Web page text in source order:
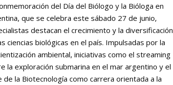
especies de hormigas
del Día del Biólogo y la Bióloga en
que se celebra este sábado 27 de junio,
destacan el crecimiento y la diversificación
ciencias biológicas en el país. Impulsadas por la
ambiental, iniciativas como el streaming
la exploración submarina en el mar argentino y el
de la Biotecnología como carrera orientada a la